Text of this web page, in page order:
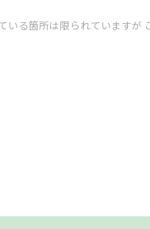
る箇所は限られていますが